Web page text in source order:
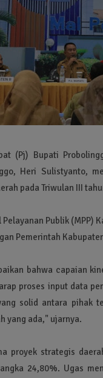
(Pj) Bupati
Heri Sulistyanto,
pada Triwulan III
Publik
Pemerintah
bahwa capaian
proses input data
solid antara pihak
yang ada," ujarnya.
proyek strategis
24,80%. Ugas